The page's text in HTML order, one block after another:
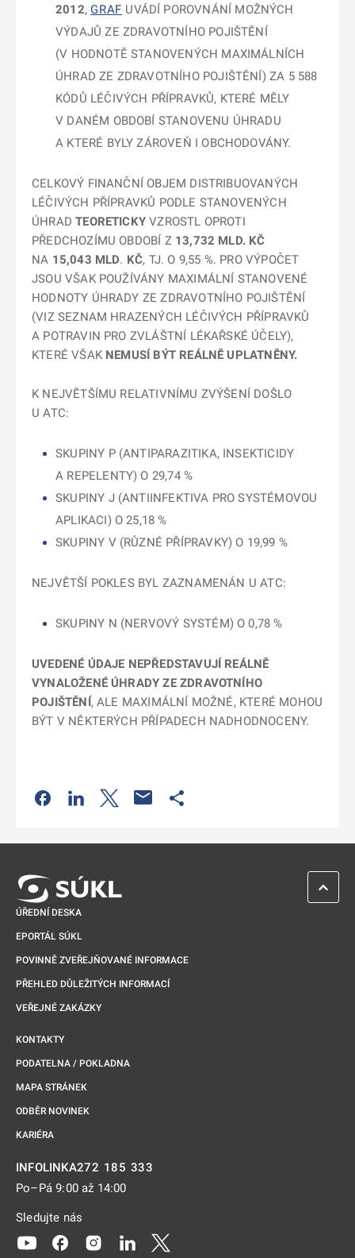
2012, GRAF UVÁDÍ POROVNÁNÍ MOŽNÝCH
VÝDAJŮ ZE ZDRAVOTNÍHO POJIŠTĚNÍ
(V HODNOTĚ STANOVENÝCH MAXIMÁLNÍCH
ÚHRAD ZE ZDRAVOTNÍHO POJIŠTĚNÍ) ZA 5 588
KÓDŮ LÉČIVÝCH PŘÍPRAVKŮ, KTERÉ MĚLY
V DANÉM OBDOBÍ STANOVENU ÚHRADU
A KTERÉ BYLY ZÁROVEŇ I OBCHODOVÁNY.
CELKOVÝ FINANČNÍ OBJEM DISTRIBUOVANÝCH
LÉČIVÝCH PŘÍPRAVKŮ PODLE STANOVENÝCH
ÚHRADTEORETICKY VZROSTL OPROTI
PŘEDCHOZÍMU OBDOBÍ Z 13,732 MLD. KČ
NA 15,043 MLD. KČ, TJ. O 9,55 %. PRO VÝPOČET
JSOU VŠAK POUŽÍVÁNY MAXIMÁLNÍ STANOVENÉ
HODNOTY ÚHRADY ZE ZDRAVOTNÍHO POJIŠTĚNÍ
(VIZ SEZNAM HRAZENÝCH LÉČIVÝCH PŘÍPRAVKŮ
A POTRAVIN PRO ZVLÁŠTNÍ LÉKAŘSKÉ ÚČELY),
KTERÉ VŠAK NEMUSÍ BÝT REÁLNĚ UPLATNĚNY.
K NEJVĚTŠÍMU RELATIVNÍMU ZVÝŠENÍ DOŠLO
U ATC:
SKUPINY P (ANTIPARAZITIKA, INSEKTICIDY
A REPELENTY) O 29,74 %
SKUPINY J (ANTIINFEKTIVA PRO SYSTÉMOVOU
APLIKACI) O 25,18 %
SKUPINY V (RŮZNÉ PŘÍPRAVKY) O 19,99 %
NEJVĚTŠÍ POKLES BYL ZAZNAMENÁN U ATC:
SKUPINY N (NERVOVÝ SYSTÉM) O 0,78 %
UVEDENÉ ÚDAJE NEPŘEDSTAVUJÍ REÁLNĚ
VYNALOŽENÉ ÚHRADY ZE ZDRAVOTNÍHO
POJIŠTĚNÍ, ALE MAXIMÁLNÍ MOŽNÉ, KTERÉ MOHOU
BÝT V NĚKTERÝCH PŘÍPADECH NADHODNOCENY.
Odkaz se otevře na nové kartě
Odkaz se otevře na nové kartě
Odkaz se otevře na nové kartě
ÚŘEDNÍ DESKA
EPORTÁL SÚKL
POVINNĚ ZVEŘEJŇOVANÉ INFORMACE
PŘEHLED DŮLEŽITÝCH INFORMACÍ
VEŘEJNÉ ZAKÁZKY
KONTAKTY
PODATELNA / POKLADNA
MAPA STRÁNEK
ODBĚR NOVINEK
KARIÉRA
INFOLINKA272 185 333
Po–Pá 9:00 až 14:00
Sledujte nás
Odkaz se otevře na nové kartě
Odkaz se otevře na nové kartě
Odkaz se otevře na nové kartě
Odkaz se otevře na nové kartě
ZPĚT